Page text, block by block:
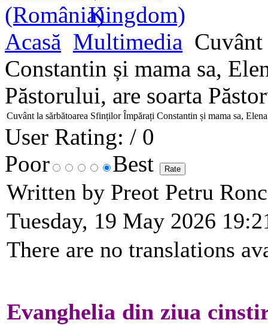
Acasă Multimedia
Constantin și mama sa,
Păstorului, are soarta
Cuvânt la sărbătoarea Sfinților Împărați Constantin și mama sa,
User Rating: / 0
Poor
Best
Written by Preot Petru
Tuesday, 19 May 2026
There are no translations
Evanghelia din ziua